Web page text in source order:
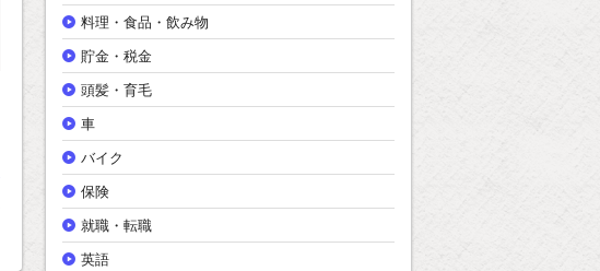
料理・食品・飲み物
貯金・税金
頭髪・育毛
車
バイク
保険
就職・転職
英語